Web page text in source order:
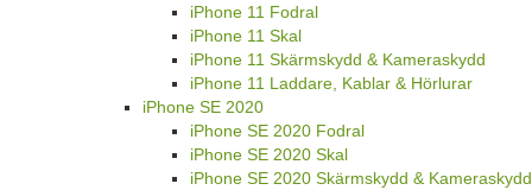
iPhone 11 Fodral
iPhone 11 Skal
iPhone 11 Skärmskydd & Kameraskydd
iPhone 11 Laddare, Kablar & Hörlurar
iPhone SE 2020
iPhone SE 2020 Fodral
iPhone SE 2020 Skal
iPhone SE 2020 Skärmskydd & Kameraskydd